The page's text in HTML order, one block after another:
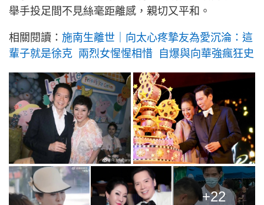
舉手投足間不見絲毫距離感，親切又平和。
相關閱讀： 施南生離世｜向太心疼摯友為愛沉淪：這
輩子就是徐克 兩烈女惺惺相惜 自爆與向華強瘋狂史
+22